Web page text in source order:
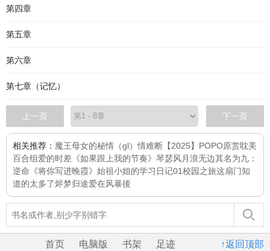
第四章
第五章
第六章
第七章（记忆）
上一页 下一页
相关推荐： 魔王母女的秘情（gl）情难断 【2025】POPO原赏耽美
百合组爱的时差 《如果跟上我的节奏》 琴瑟风月浪无边其名为九：
逆命 《将你写进晚霞》 始祖小姐的学习日记01校园之旅这扇门知
道的太多了烬梦归途爱在风暴後
↑返回顶部
首页 电脑版 书架 足迹